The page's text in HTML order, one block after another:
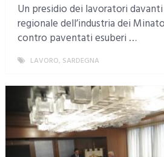
Un presidio dei lavoratori davanti
regionale dell’industria dei
contro paventati esuberi …
LAVORO, SARDEGNA